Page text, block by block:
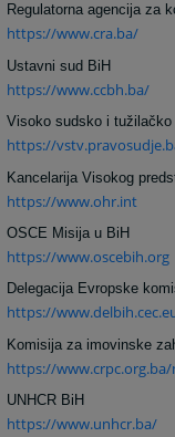
Regulatorna agencija za
https://www.cra.ba/
Ustavni sud BiH
https://www.ccbh.ba/
Visoko sudsko i tužilačko
https://
Kancelarija Visokog
https://www.ohr.int
OSCE Misija u BiH
https://www.oscebih.org
Delegacija Evropske
https://
Komisija za imovinske
https://
UNHCR BiH
https://www.unhcr.ba/